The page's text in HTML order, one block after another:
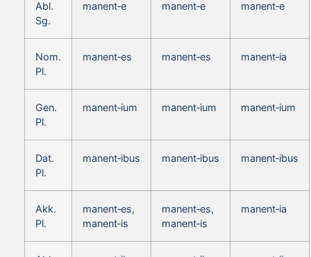
Abl.
Sg.
manent‑e manent‑e manent‑e
Nom.
Pl.
manent‑es manent‑es manent‑ia
Gen.
Pl.
manent‑ium manent‑ium manent‑ium
Dat.
Pl.
manent‑ibus manent‑ibus manent‑ibus
Akk.
Pl.
manent‑es,
manent‑is
manent‑es,
manent‑is
manent‑ia